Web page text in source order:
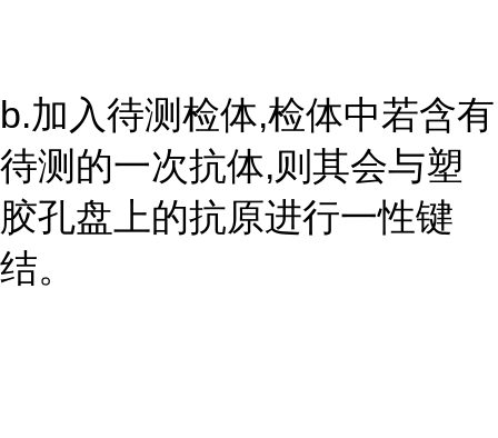
b.加入待测检体,检体中若含有
待测的一次抗体,则其会与塑
胶孔盘上的抗原进行一性键
结。